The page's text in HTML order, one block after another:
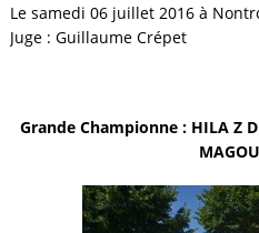
Le samedi 06 juillet 2016 à
Juge : Guillaume Crépet
Grande Championne : HILA Z